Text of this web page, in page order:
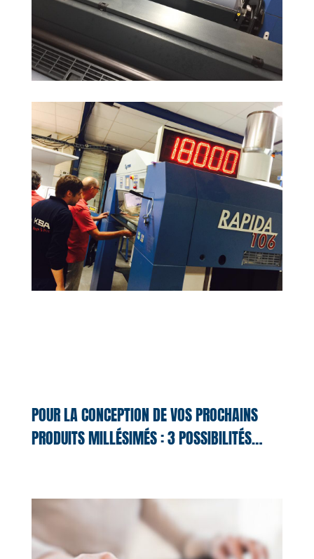
POUR LA CONCEPTION DE VOS PROCHAINS
PRODUITS MILLÉSIMÉS : 3 POSSIBILITÉS…